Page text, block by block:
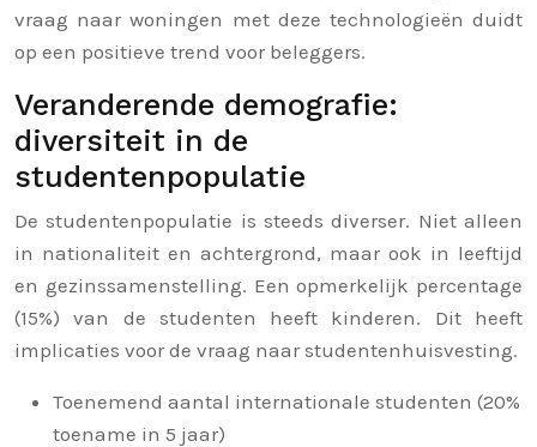
vraag naar woningen met deze technologieën duidt
op een positieve trend voor beleggers.
Veranderende demografie:
diversiteit in de
studentenpopulatie
De studentenpopulatie is steeds diverser. Niet alleen
in nationaliteit en achtergrond, maar ook in leeftijd
en gezinssamenstelling. Een opmerkelijk percentage
(15%) van de studenten heeft kinderen. Dit heeft
implicaties voor de vraag naar studentenhuisvesting.
Toenemend aantal internationale studenten (20%
toename in 5 jaar)